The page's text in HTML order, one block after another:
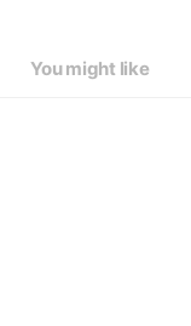
You might like